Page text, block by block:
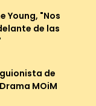
Young, "Nos
de las
de
MOiM